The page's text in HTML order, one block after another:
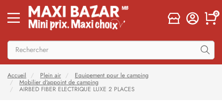
0
Accueil Plein air
Equipement pour le camping
Mobilier d'appoint de camping
AIRBED FIBER ELECTRIQUE LUXE 2 PLACES